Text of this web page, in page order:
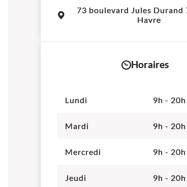
73 boulevard Jules Durand
Havre
Horaires
Lundi 9h - 20h
Mardi 9h - 20h
Mercredi 9h - 20h
Jeudi 9h - 20h